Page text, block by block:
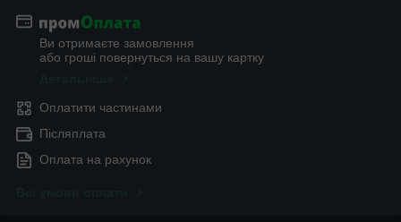
Ви отримаєте замовлення
або гроші повернуться на вашу картку
Оплатити частинами
Післяплата
Оплата на рахунок